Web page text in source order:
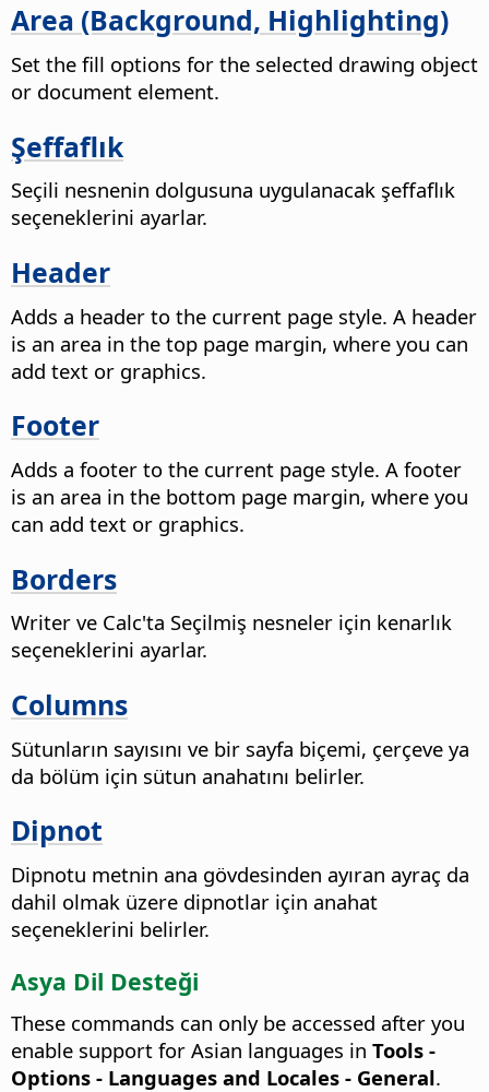
Area (Background, Highlighting)
Set the fill options for the selected drawing object
or document element.
Şeffaflık
Seçili nesnenin dolgusuna uygulanacak şeffaflık
seçeneklerini ayarlar.
Header
Adds a header to the current page style. A header
is an area in the top page margin, where you can
add text or graphics.
Footer
Adds a footer to the current page style. A footer
is an area in the bottom page margin, where you
can add text or graphics.
Borders
Writer ve Calc'ta Seçilmiş nesneler için kenarlık
seçeneklerini ayarlar.
Columns
Sütunların sayısını ve bir sayfa biçemi, çerçeve ya
da bölüm için sütun anahatını belirler.
Dipnot
Dipnotu metnin ana gövdesinden ayıran ayraç da
dahil olmak üzere dipnotlar için anahat
seçeneklerini belirler.
Asya Dil Desteği
These commands can only be accessed after you
enable support for Asian languages in Tools -
Options - Languages and Locales - General.